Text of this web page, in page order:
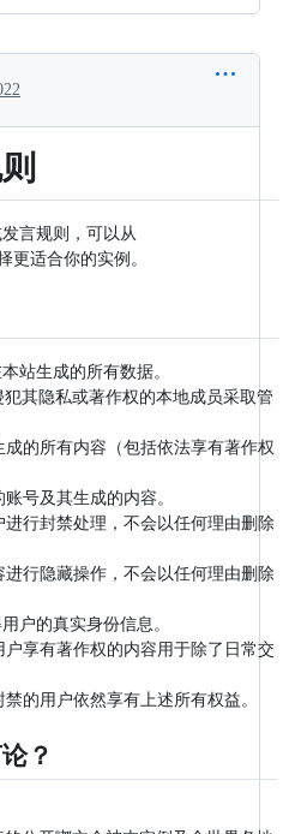
言规则，可以从
更适合你的实例。
站生成的所有数据。
其隐私或著作权的本地成员采取管
的所有内容（包括依法享有著作权
号及其生成的内容。
行封禁处理，不会以任何理由删除
行隐藏操作，不会以任何理由删除
户的真实身份信息。
享有著作权的内容用于除了日常交
的用户依然享有上述所有权益。
？